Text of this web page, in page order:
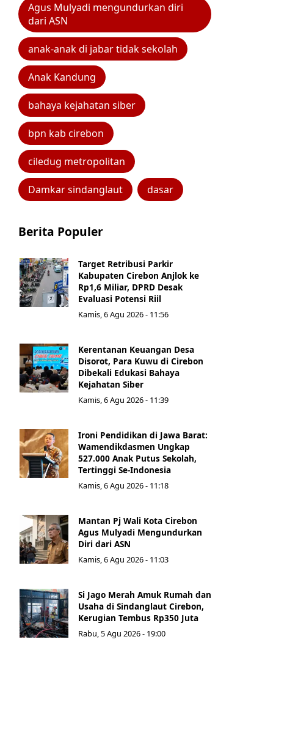
Agus Mulyadi mengundurkan diri
dari ASN
anak-anak di jabar tidak sekolah
Anak Kandung
bahaya kejahatan siber
bpn kab cirebon
ciledug metropolitan
Damkar sindanglaut dasar
Berita Populer
Target Retribusi Parkir
Kabupaten Cirebon Anjlok ke
Rp1,6 Miliar, DPRD Desak
Evaluasi Potensi Riil
Kamis, 6 Agu 2026 - 11:56
Kerentanan Keuangan Desa
Disorot, Para Kuwu di Cirebon
Dibekali Edukasi Bahaya
Kejahatan Siber
Kamis, 6 Agu 2026 - 11:39
Ironi Pendidikan di Jawa Barat:
Wamendikdasmen Ungkap
527.000 Anak Putus Sekolah,
Tertinggi Se-Indonesia
Kamis, 6 Agu 2026 - 11:18
Mantan Pj Wali Kota Cirebon
Agus Mulyadi Mengundurkan
Diri dari ASN
Kamis, 6 Agu 2026 - 11:03
Si Jago Merah Amuk Rumah dan
Usaha di Sindanglaut Cirebon,
Kerugian Tembus Rp350 Juta
Rabu, 5 Agu 2026 - 19:00